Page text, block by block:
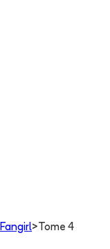
Fangirl> Tome 4